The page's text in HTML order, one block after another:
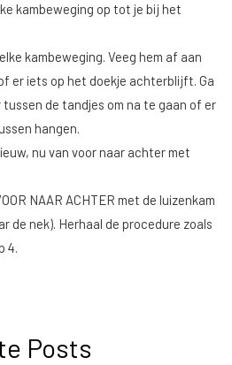
kambeweging op tot je bij het
kambeweging. Veeg hem af aan
er iets op het doekje achterblijft. Ga
de tandjes om na te gaan of er
hangen.
nu van voor naar achter met
NAAR ACHTER met de luizenkam
de nek). Herhaal de procedure zoals
4.
Posts